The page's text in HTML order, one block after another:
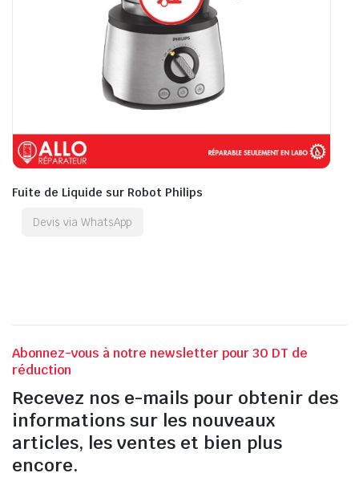
Fuite de Liquide sur Robot Philips
Devis via WhatsApp
Abonnez-vous à notre newsletter pour 30 DT de
réduction
Recevez nos e-mails pour obtenir des
informations sur les nouveaux
articles, les ventes et bien plus
encore.